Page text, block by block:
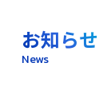
お知らせ
News